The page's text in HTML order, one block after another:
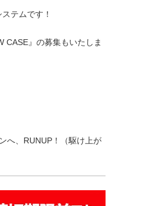
テムです！
CASE』の募集もいたしま
へ、RUNUP！（駆け上が